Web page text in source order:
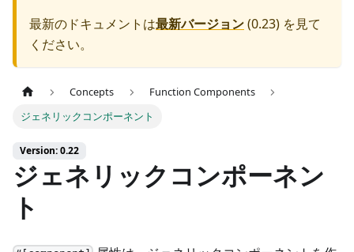
最新のドキュメントは最新バージョン(0.23) を見て
ください。
Concepts
Function Components
ジェネリックコンポーネント
Version: 0.22
ジェネリックコンポーネン
ト